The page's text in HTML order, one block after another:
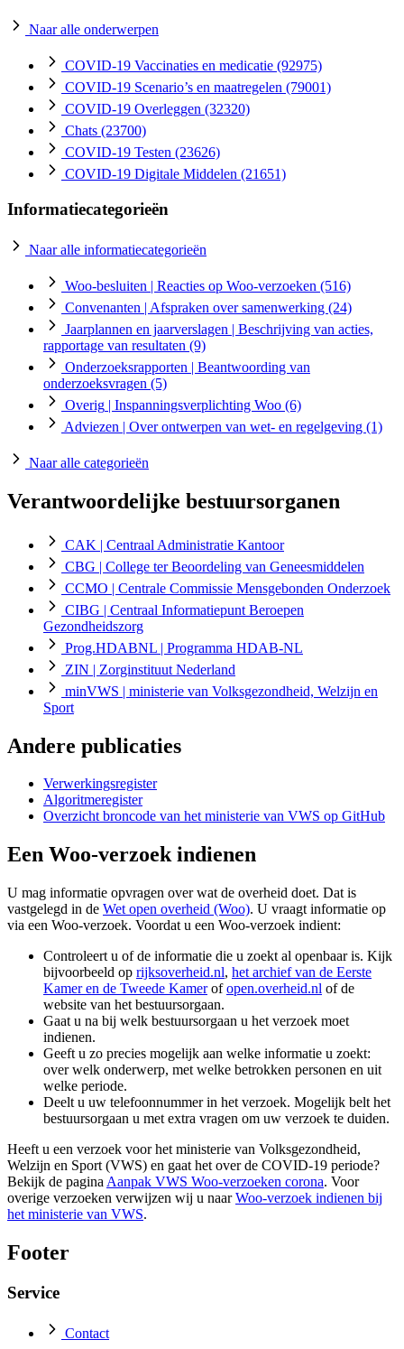
Naar alle onderwerpen
COVID-19 Vaccinaties en medicatie (92975)
COVID-19 Scenario’s en maatregelen (79001)
COVID-19 Overleggen (32320)
Chats (23700)
COVID-19 Testen (23626)
COVID-19 Digitale Middelen (21651)
Informatiecategorieën
Naar alle informatiecategorieën
Woo-besluiten | Reacties op Woo-verzoeken (516)
Convenanten | Afspraken over samenwerking (24)
Jaarplannen en jaarverslagen | Beschrijving van acties,
rapportage van resultaten (9)
Onderzoeksrapporten | Beantwoording van
onderzoeksvragen (5)
Overig | Inspanningsverplichting Woo (6)
Adviezen | Over ontwerpen van wet- en regelgeving (1)
Naar alle categorieën
Verantwoordelijke bestuursorganen
CAK | Centraal Administratie Kantoor
CBG | College ter Beoordeling van Geneesmiddelen
CCMO | Centrale Commissie Mensgebonden Onderzoek
CIBG | Centraal Informatiepunt Beroepen
Gezondheidszorg
Prog.HDABNL | Programma HDAB-NL
ZIN | Zorginstituut Nederland
minVWS | ministerie van Volksgezondheid, Welzijn en
Sport
Andere publicaties
Verwerkingsregister
Algoritmeregister
Overzicht broncode van het ministerie van VWS op GitHub
Een Woo-verzoek indienen
U mag informatie opvragen over wat de overheid doet. Dat is
vastgelegd in de Wet open overheid (Woo). U vraagt informatie op
via een Woo-verzoek. Voordat u een Woo-verzoek indient:
Controleert u of de informatie die u zoekt al openbaar is. Kijk
bijvoorbeeld op rijksoverheid.nl, het archief van de Eerste
Kamer en de Tweede Kamerofopen.overheid.nl of de
website van het bestuursorgaan.
Gaat u na bij welk bestuursorgaan u het verzoek moet
indienen.
Geeft u zo precies mogelijk aan welke informatie u zoekt:
over welk onderwerp, met welke betrokken personen en uit
welke periode.
Deelt u uw telefoonnummer in het verzoek. Mogelijk belt het
bestuursorgaan u met extra vragen om uw verzoek te duiden.
Heeft u een verzoek voor het ministerie van Volksgezondheid,
Welzijn en Sport (VWS) en gaat het over de COVID-19 periode?
Bekijk de pagina Aanpak VWS Woo-verzoeken corona. Voor
overige verzoeken verwijzen wij u naarWoo-verzoek indienen bij
het ministerie van VWS.
Footer
Service
Contact